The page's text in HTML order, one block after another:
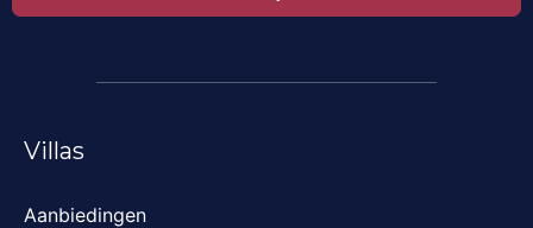
Villas
Aanbiedingen